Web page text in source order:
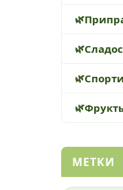
МЕТКИ